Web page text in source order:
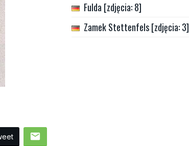
mail
Fulda [zdjęcia: 8]
Zamek Stettenfels [zdjęcia: 3]